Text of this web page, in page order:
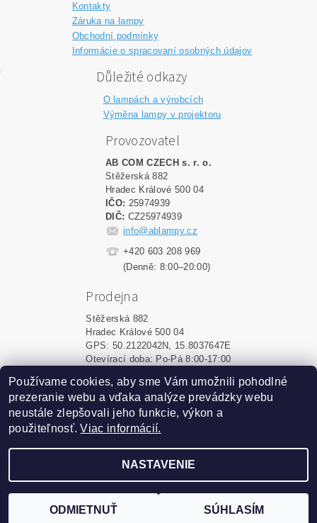
Kontakty
Záruka na lampy
Obchodní podmínky
Informácie o spracovaní osobných údajov
Důležité odkazy
O lampách a výrobcích
Výměna lampy v projektoru
Provozovatel
AB COM CZECH s. r. o.
Stěžerská 882
Hradec Králové 500 04
IČO: 25974939
DIČ: CZ25974939
info@ablampy.cz
+420 603 208 969
(Denně: 8:00–20:00)
Prodejna
Stěžerská 882
Hradec Králové 500 04
GPS: 50.2122042N, 15.8037647E
Otevírací doba: Po-Pá 8:00-17:00
Shoptet.sk MôjPrvýEshop.sk
Vytvoril Shoptet
Podle zákona o evidenci tržeb je prodávající povinen
vystavit kupujícímu účtenku. Zároveň je povinen zaevidovat
Používame cookies, aby sme Vám umožnili pohodlné
prezeranie webu a vďaka analýze prevádzky webu
neustále zlepšovali jeho funkcie, výkon a
použiteľnosť.Viac informácií.
NASTAVENIE
ODMIETNUŤ SÚHLASÍM